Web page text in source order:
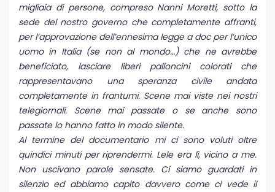
migliaia di persone, compreso Nanni Moretti, sotto la
sede del nostro governo che completamente affranti,
per l’approvazione dell’ennesima legge a doc per l’unico
uomo in Italia (se non al mondo…) che ne avrebbe
beneficiato, lasciare liberi palloncini colorati che
rappresentavano una speranza civile andata
completamente in frantumi. Scene mai viste nei nostri
telegiornali. Scene mai passate o se anche sono
passate lo hanno fatto in modo silente.
Al termine del documentario mi ci sono voluti oltre
quindici minuti per riprendermi. Lele era lì, vicino a me.
Non uscivano parole sensate. Ci siamo guardati in
silenzio ed abbiamo capito davvero come ci vede il